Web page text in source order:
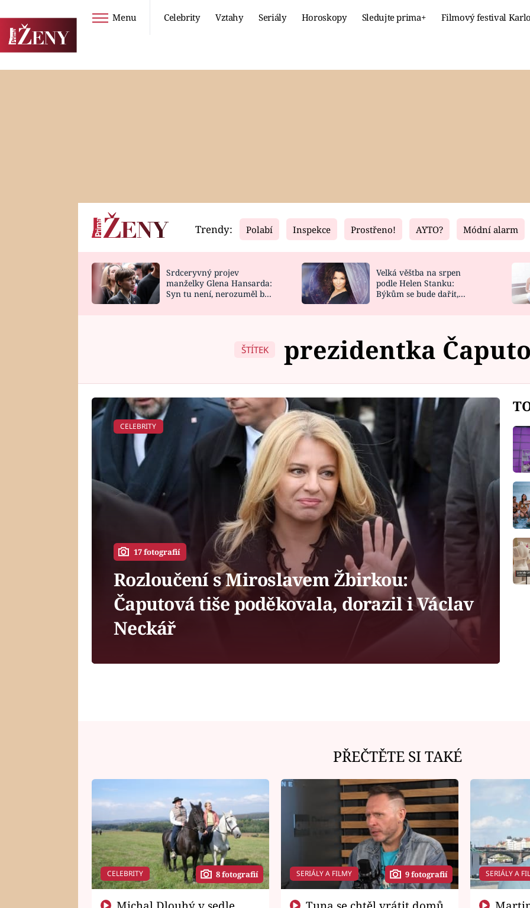
Menu Celebrity Vztahy Seriály Horoskopy Sledujte prima+ Filmový festival
Horoskopy
HOROSKOP NA
Video
CELEBRITY
VAŘENÍ
Fresh
NOVINKY
VIDEORECEPTY
Living
DESIGN
Trendy: Polabí Inspekce Prostřeno! AYTO? Módní alarm
Srdceryvný projev
manželky Glena Hansarda:
Syn tu není, nerozuměl by
Velká věštba na srpen
podle Helen Stanku:
Býkům se bude dařit,
ŠTÍTEK prezidentka
CELEBRITY
17 fotografií
Rozloučení s Miroslavem Žbirkou:
Čaputová tiše poděkovala, dorazil i Václav
Neckář
PŘEČTĚTE SI TAKÉ
CELEBRITY 8 fotografií SERIÁLY A FILMY 9 fotografií SERIÁLY A